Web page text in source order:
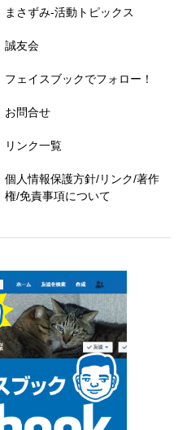
まさずみ-活動トピックス
誠友会
フェイスブックでフォロー！
お問合せ
リンク一覧
個人情報保護方針/リンク/著作
権/免責事項について